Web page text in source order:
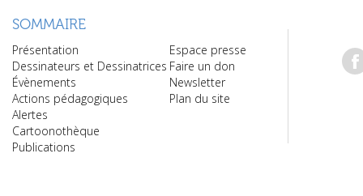
SOMMAIRE
Présentation
Dessinateurs et Dessinatrices
Évènements
Actions pédagogiques
Alertes
Cartoonothèque
Publications
Espace presse
Faire un don
Newsletter
Plan du site